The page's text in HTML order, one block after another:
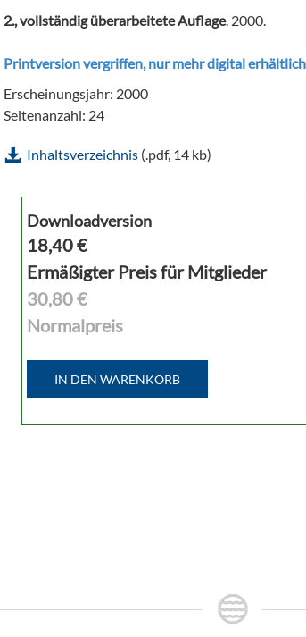
2., vollständig überarbeitete Auflage. 2000.
Printversion vergriffen, nur mehr digital
Erscheinungsjahr: 2000
Seitenanzahl: 24
Inhaltsverzeichnis(.pdf, 14 kb)
Downloadversion
18,40€
Ermäßigter Preis für Mitglieder
30,80 €
Normalpreis
IN DEN WARENKORB